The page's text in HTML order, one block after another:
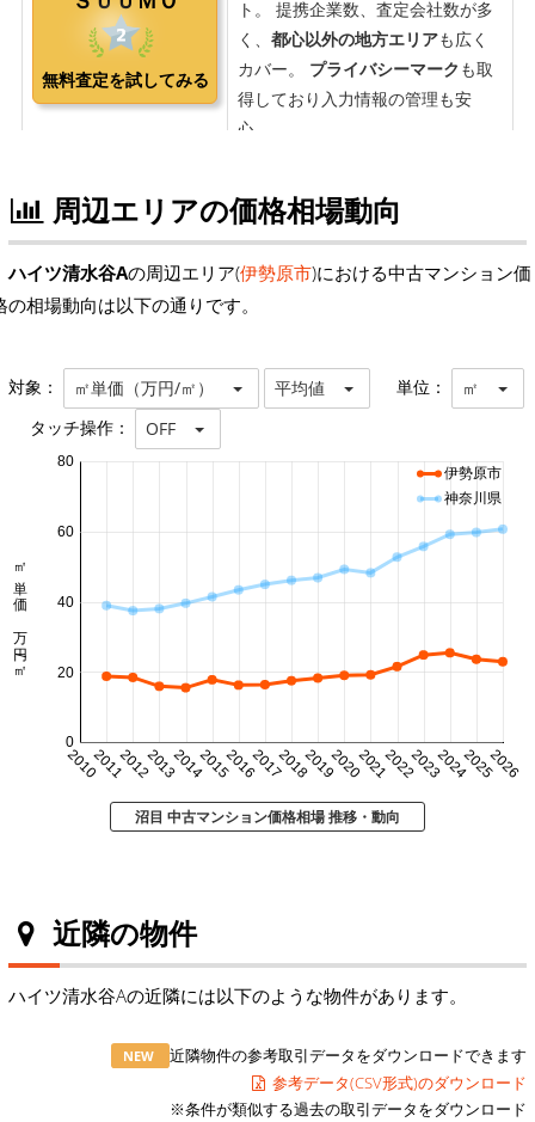
周辺エリアの価格相場動向
ハイツ清水谷Aの周辺エリア(伊勢原市)における中古マンション価
の相場動向は以下の通りです。
対象： ㎡単価（万円/㎡） 平均値 単位： ㎡
タッチ操作： OFF
20102011201220132014201520162017201820192020202120222023202420252026
0
20
40
60
80
㎡単価 万円/㎡
伊勢原市
神奈川県
沼目 中古マンション価格相場 推移・動向
近隣の物件
ハイツ清水谷Aの近隣には以下のような物件があります。
NEW
近隣物件の参考取引データをダウンロードできます
参考データ(CSV形式)のダウンロード
※条件が類似する過去の取引データをダウンロード